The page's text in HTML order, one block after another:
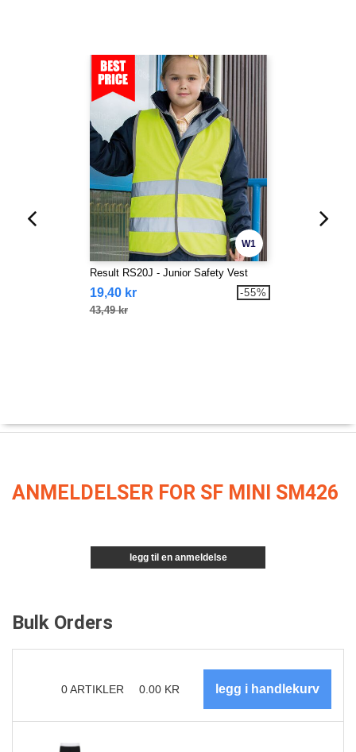
W1
Result RS20J - Junior Safety Vest
19,40 kr
43,49 kr
-55%
ANMELDELSER FOR SF MINI SM426
legg til en anmeldelse
Bulk Orders
0ARTIKLER 0.00 KR